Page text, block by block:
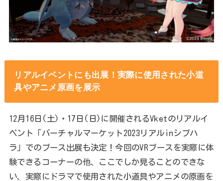
リアルイベントにも出展！実際に使用された小道
具やアニメ原画を展示
12月16日(土)・17日(日)に開催されるVketのリアルイ
ベント「バーチャルマーケット2023リアルinシブハ
ラ」でのブース出展も決定！今回のVRブースを実際に体
験できるコーナーの他、ここでしか見ることのできな
い、実際にドラマで使用された小道具やアニメの原画を